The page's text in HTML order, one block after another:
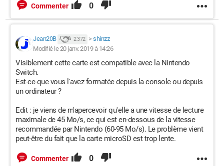
Commenter 0
Jean20B 2 372 > shinzz
Modifié le 20 janv. 2019 à 14:26
Visiblement cette carte est compatible avec la Nintendo
Switch.
Est-ce-que vous l'avez formatée depuis la console ou depuis
un ordinateur ?
Edit : je viens de m'apercevoir qu'elle a une vitesse de lecture
maximale de 45 Mo/s, ce qui est en-dessous de la vitesse
recommandée par Nintendo (60-95 Mo/s). Le problème vient
peut-être du fait que la carte microSD est trop lente.
Commenter 0